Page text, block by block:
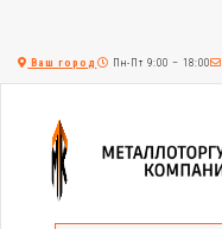
Ваш город Пн-Пт 9:00 – 18:00